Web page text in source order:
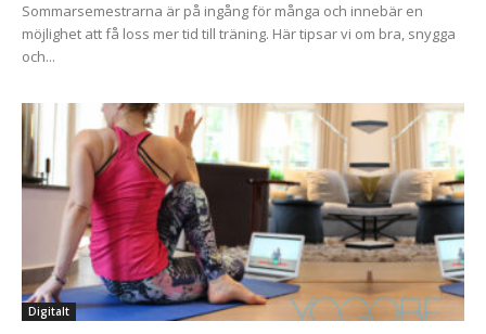
Sommarsemestrarna är på ingång för många och innebär en
möjlighet att få loss mer tid till träning. Här tipsar vi om bra, snygga
och...
Digitalt